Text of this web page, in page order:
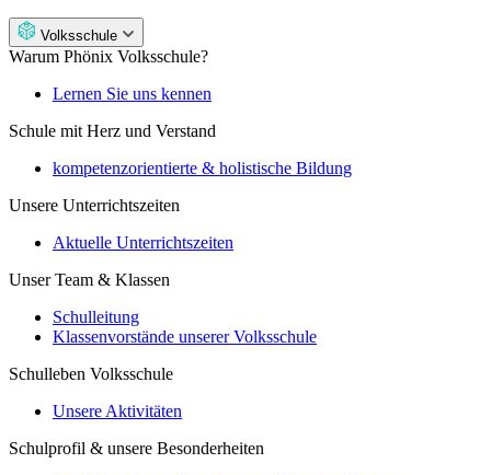
Volksschule
Warum Phönix Volksschule?
Lernen Sie uns kennen
Schule mit Herz und Verstand
kompetenzorientierte & holistische Bildung
Unsere Unterrichtszeiten
Aktuelle Unterrichtszeiten
Unser Team & Klassen
Schulleitung
Klassenvorstände unserer Volksschule
Schulleben Volksschule
Unsere Aktivitäten
Schulprofil & unsere Besonderheiten